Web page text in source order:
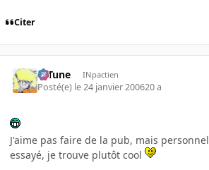
Citer
D-Tune INpactien
Posté(e) le 24 janvier 200620 a
J'aime pas faire de la pub, mais
essayé, je trouve plutôt cool